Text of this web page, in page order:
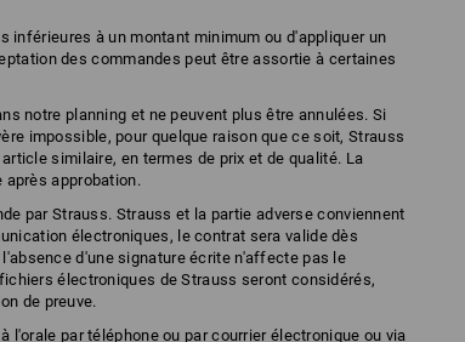
à un montant minimum ou d'appliquer un
des commandes peut être assortie à certaines
notre planning et ne peuvent plus être annulées. Si
impossible, pour quelque raison que ce soit, Strauss
similaire, en termes de prix et de qualité. La
approbation.
par Strauss. Strauss et la partie adverse conviennent
électroniques, le contrat sera valide dès
d'une signature écrite n'affecte pas le
électroniques de Strauss seront considérés,
de preuve.
par téléphone ou par courrier électronique ou via